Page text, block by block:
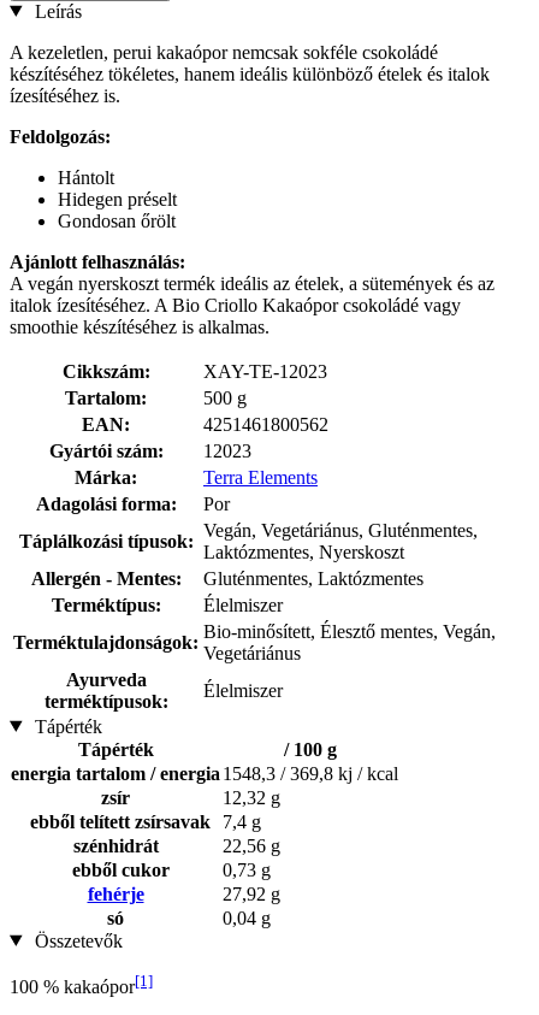
Leírás
A kezeletlen, perui kakaópor nemcsak sokféle csokoládé
készítéséhez tökéletes, hanem ideális különböző ételek és italok
ízesítéséhez is.
Feldolgozás:
Hántolt
Hidegen préselt
Gondosan őrölt
Ajánlott felhasználás:
A vegán nyerskoszt termék ideális az ételek, a sütemények és az
italok ízesítéséhez. A Bio Criollo Kakaópor csokoládé vagy
smoothie készítéséhez is alkalmas.
Cikkszám:
XAY-TE-12023
Tartalom:
500 g
EAN:
4251461800562
Gyártói szám:
12023
Márka:
Terra Elements
Adagolási forma:
Por
Táplálkozási típusok:
Vegán, Vegetáriánus, Gluténmentes,
Laktózmentes, Nyerskoszt
Allergén - Mentes:
Gluténmentes, Laktózmentes
Terméktípus:
Élelmiszer
Terméktulajdonságok:
Bio-minősített, Élesztő mentes, Vegán,
Vegetáriánus
Ayurveda
terméktípusok:
Élelmiszer
Tápérték
Tápérték
/ 100 g
energia tartalom / energia 1548,3 / 369,8 kj / kcal
zsír
12,32 g
ebből telített zsírsavak
7,4 g
szénhidrát
22,56 g
ebből cukor
0,73 g
fehérje
27,92 g
só
0,04 g
Összetevők
100 % kakaópor[1]